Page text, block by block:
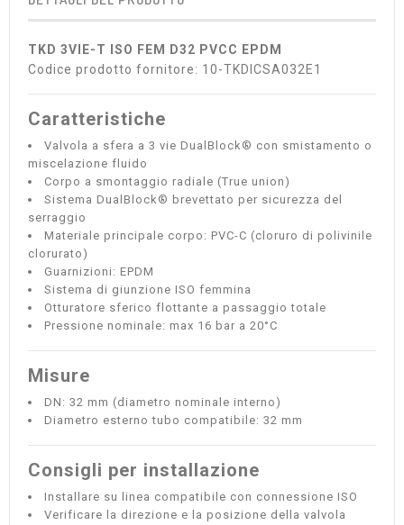
TKD 3VIE-T ISO FEM D32 PVCC EPDM
Codice prodotto fornitore: 10-TKDICSA032E1
Caratteristiche
Valvola a sfera a 3 vie DualBlock® con smistamento o
miscelazione fluido
Corpo a smontaggio radiale (True union)
Sistema DualBlock® brevettato per sicurezza del
serraggio
Materiale principale corpo: PVC-C (cloruro di polivinile
clorurato)
Guarnizioni: EPDM
Sistema di giunzione ISO femmina
Otturatore sferico flottante a passaggio totale
Pressione nominale: max 16 bar a 20°C
Misure
DN: 32 mm (diametro nominale interno)
Diametro esterno tubo compatibile: 32 mm
Consigli per installazione
Installare su linea compatibile con connessione ISO
Verificare la direzione e la posizione della valvola